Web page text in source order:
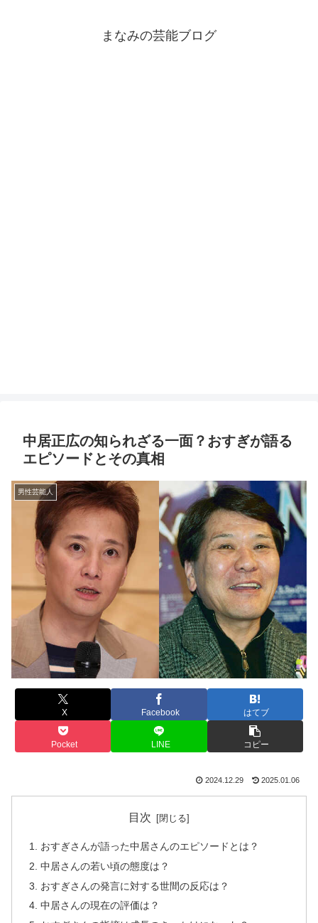
まなみの芸能ブログ
中居正広の知られざる一面？おすぎが語る
エピソードとその真相
男性芸能人
X Facebook はてブ
Pocket LINE コピー
2024.12.29 2025.01.06
目次
おすぎさんが語った中居さんのエピソードとは？
中居さんの若い頃の態度は？
おすぎさんの発言に対する世間の反応は？
中居さんの現在の評価は？